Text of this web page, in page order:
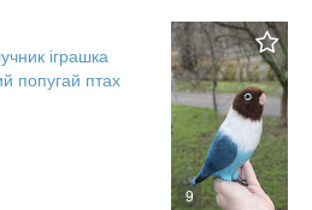
9
іграшка
попугай птах